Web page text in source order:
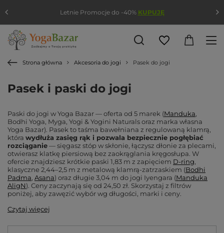
Strona główna Akcesoria do jogi Pasek do jogi
Pasek i paski do jogi
Paski do jogi w Yoga Bazar — oferta od 5 marek (Manduka,
Bodhi Yoga, Myga, Yogi & Yogini Naturals oraz marka własna
Yoga Bazar). Pasek to taśma bawełniana z regulowaną klamrą,
która wydłuża zasięg rąk i pozwala bezpiecznie pogłębiać
rozciąganie— sięgasz stóp w skłonie, łączysz dłonie za plecami,
otwierasz klatkę piersiową bez zaokrąglania kręgosłupa. W
ofercie znajdziesz krótkie paski 1,83 m z zapięciem D-ring,
klasyczne 2,44–2,5 m z metalową klamrą-zatrzaskiem (Bodhi
Padma, Asana) oraz długie 3,04 m do jogi Iyengara (Manduka
AligN). Ceny zaczynają się od 24,50 zł. Skorzystaj z filtrów
poniżej, aby zawęzić wybór wg długości, marki i ceny.
Czytaj więcej
Letnie Promocje do -40% KUPUJĘ